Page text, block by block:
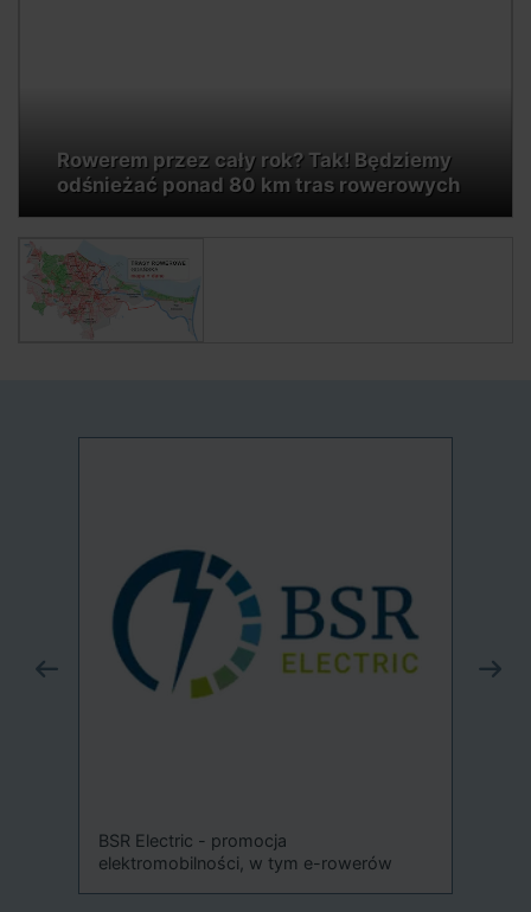
Rowerem przez cały rok? Tak! Będziemy
odśnieżać ponad 80 km tras rowerowych
BSR Electric - promocja
elektromobilności, w tym e-rowerów